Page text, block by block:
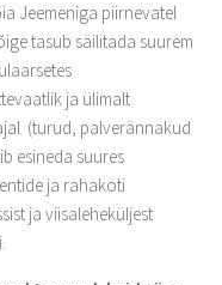
Jeemeniga piirnevatel
tasub säilitada suurem
ja ülimalt
(turud, palverännakud
esineda suures
ja rahakoti
ja viisaleheküljest